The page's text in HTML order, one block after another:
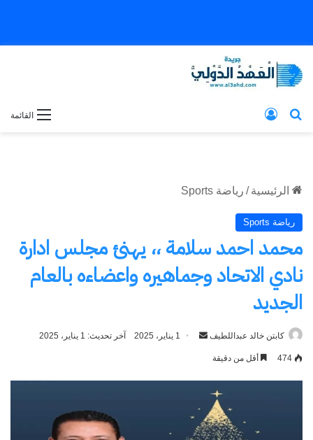
القائمة بحث عن
الرئيسية / رياضة Sports
رياضة Sports
محمد احمد سلامة ،، يهنئ مجلس ادارة
نادي الاتحاد وجماهيره واعضاءه بالعام
الجديد
كابتن خالد عبداللطيف
أرسل
1 يناير، 2025 آخر تحديث: 1 يناير، 2025
474 أقل من دقيقة